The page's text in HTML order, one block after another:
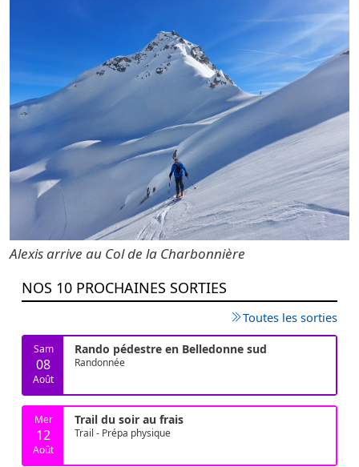
Alexis arrive au Col de la Charbonnière
NOS 10 PROCHAINES SORTIES
Toutes les sorties
Sam
08
Août
Rando pédestre en Belledonne sud
Randonnée
Mer
12
Août
Trail du soir au frais
Trail - Prépa physique